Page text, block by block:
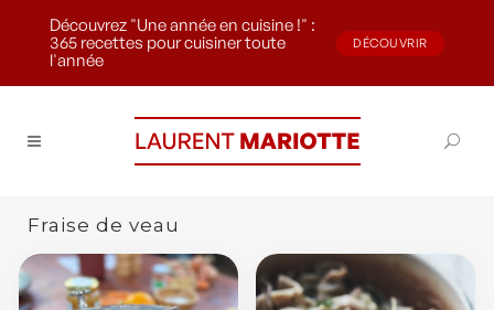
Découvrez "Une année en cuisine !" :
365 recettes pour cuisiner toute
l'année
DÉCOUVRIR
Fraise de veau